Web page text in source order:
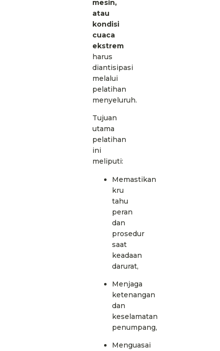
mesin,
atau
kondisi
cuaca
ekstrem
harus
diantisipasi
melalui
pelatihan
menyeluruh.
Tujuan
utama
pelatihan
ini
meliputi:
Memastikan
kru
tahu
peran
dan
prosedur
saat
keadaan
darurat,
Menjaga
ketenangan
dan
keselamatan
penumpang,
Menguasai